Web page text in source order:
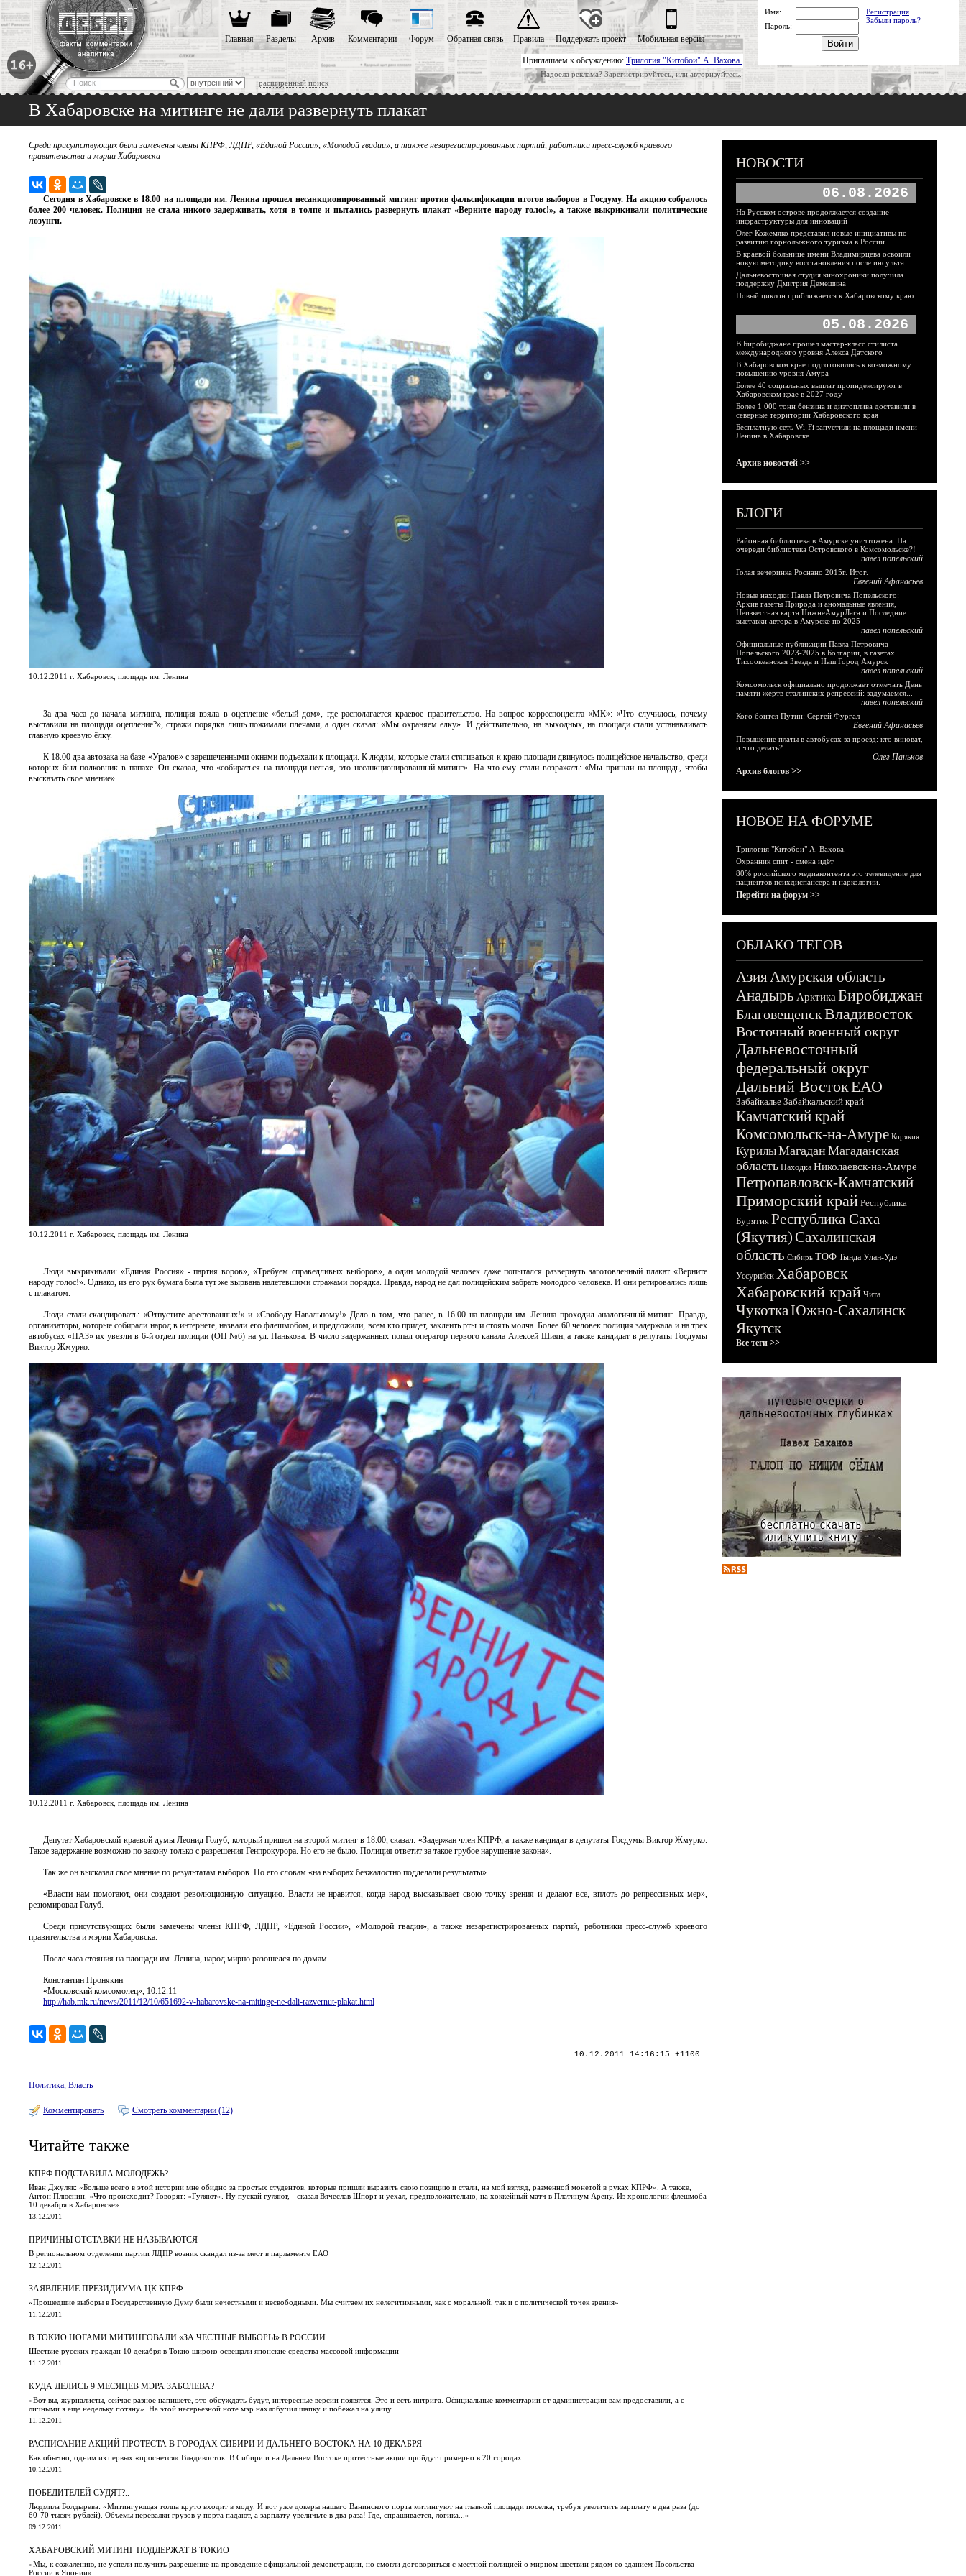
Приглашаем к обсуждению: Трилогия "Китобои" А. Вахова.
Надоела реклама? Зарегистрируйтесь, или авторизуйтесь.
расширенный поиск
Главная Разделы Архив Комментарии Форум Обратная связь Правила Поддержать проект Мобильная версия
Имя:
Регистрация
Забыли пароль?
Пароль:
В Хабаровске на митинге не дали развернуть плакат
Среди присутствующих были замечены члены КПРФ, ЛДПР, «Единой России», «Молодой гвадии», а также незарегистрированных партий, работники пресс-служб краевого
правительства и мэрии Хабаровска
Сегодня в Хабаровске в 18.00 на площади им. Ленина прошел несанкционированный митинг против фальсификации итогов выборов в Госдуму. На акцию собралось
более 200 человек. Полиция не стала никого задерживать, хотя в толпе и пытались развернуть плакат «Верните народу голос!», а также выкрикивали политические
лозунги.
10.12.2011 г. Хабаровск, площадь им. Ленина
За два часа до начала митинга, полиция взяла в оцепление «белый дом», где располагается краевое правительство. На вопрос корреспондента «МК»: «Что случилось, почему
выставили на площади оцепление?», стражи порядка лишь пожимали плечами, а один сказал: «Мы охраняем ёлку». И действительно, на выходных, на площади стали устанавливать
главную краевую ёлку.
К 18.00 два автозака на базе «Уралов» с зарешеченными окнами подъехали к площади. К людям, которые стали стягиваться к краю площади двинулось полицейское начальство, среди
которых был полковник в папахе. Он сказал, что «собираться на площади нельзя, это несанкционированный митинг». На что ему стали возражать: «Мы пришли на площадь, чтобы
высказать свое мнение».
10.12.2011 г. Хабаровск, площадь им. Ленина
Люди выкрикивали: «Единая Россия» - партия воров», «Требуем справедливых выборов», а один молодой человек даже попытался развернуть заготовленный плакат «Верните
народу голос!». Однако, из его рук бумага была тут же вырвана налетевшими стражами порядка. Правда, народ не дал полицейским забрать молодого человека. И они ретировались лишь
с плакатом.
Люди стали скандировать: «Отпустите арестованных!» и «Свободу Навальному!» Дело в том, что ранее, в 16.00 на площади им. Ленина проходил аналогичный митинг. Правда,
организаторы, которые собирали народ в интернете, назвали его флешмобом, и предложили, всем кто придет, заклеить рты и стоять молча. Более 60 человек полиция задержала и на трех
автобусах «ПАЗ» их увезли в 6-й отдел полиции (ОП №6) на ул. Панькова. В число задержанных попал оператор первого канала Алексей Шиян, а также кандидат в депутаты Госдумы
Виктор Жмурко.
10.12.2011 г. Хабаровск, площадь им. Ленина
Депутат Хабаровской краевой думы Леонид Голуб, который пришел на второй митинг в 18.00, сказал: «Задержан член КПРФ, а также кандидат в депутаты Госдумы Виктор Жмурко.
Такое задержание возможно по закону только с разрешения Генпрокурора. Но его не было. Полиция ответит за такое грубое нарушение закона».
Так же он высказал свое мнение по результатам выборов. По его словам «на выборах безжалостно подделали результаты».
«Власти нам помогают, они создают революционную ситуацию. Власти не нравится, когда народ высказывает свою точку зрения и делают все, вплоть до репрессивных мер»,
резюмировал Голуб.
Среди присутствующих были замечены члены КПРФ, ЛДПР, «Единой России», «Молодой гвадии», а также незарегистрированных партий, работники пресс-служб краевого
правительства и мэрии Хабаровска.
После часа стояния на площади им. Ленина, народ мирно разошелся по домам.
Константин Пронякин
«Московский комсомолец», 10.12.11
http://hab.mk.ru/news/2011/12/10/651692-v-habarovske-na-mitinge-ne-dali-razvernut-plakat.html
.
10.12.2011 14:16:15 +1100
Политика, Власть
Комментировать Смотреть комментарии (12)
Читайте также
КПРФ ПОДСТАВИЛА МОЛОДЕЖЬ?
Иван Джуляк: «Больше всего в этой истории мне обидно за простых студентов, которые пришли выразить свою позицию и стали, на мой взгляд, разменной монетой в руках КПРФ». А также,
Антон Плюснин. «Что происходит? Говорят: «Гуляют». Ну пускай гуляют, - сказал Вячеслав Шпорт и уехал, предположительно, на хоккейный матч в Платинум Арену. Из хронологии флешмоба
10 декабря в Хабаровске».
13.12.2011
ПРИЧИНЫ ОТСТАВКИ НЕ НАЗЫВАЮТСЯ
В региональном отделении партии ЛДПР возник скандал из-за мест в парламенте ЕАО
12.12.2011
ЗАЯВЛЕНИЕ ПРЕЗИДИУМА ЦК КПРФ
«Прошедшие выборы в Государственную Думу были нечестными и несвободными. Мы считаем их нелегитимными, как с моральной, так и с политической точек зрения»
11.12.2011
В ТОКИО НОГАМИ МИТИНГОВАЛИ «ЗА ЧЕСТНЫЕ ВЫБОРЫ» В РОССИИ
Шествие русских граждан 10 декабря в Токио широко освещали японские средства массовой информации
11.12.2011
КУДА ДЕЛИСЬ 9 МЕСЯЦЕВ МЭРА ЗАБОЛЕВА?
«Вот вы, журналисты, сейчас разное напишете, это обсуждать будут, интересные версии появятся. Это и есть интрига. Официальные комментарии от администрации вам предоставили, а с
личными я еще недельку потяну». На этой несерьезной ноте мэр нахлобучил шапку и побежал на улицу
11.12.2011
РАСПИСАНИЕ АКЦИЙ ПРОТЕСТА В ГОРОДАХ СИБИРИ И ДАЛЬНЕГО ВОСТОКА НА 10 ДЕКАБРЯ
Как обычно, одним из первых «проснется» Владивосток. В Сибири и на Дальнем Востоке протестные акции пройдут примерно в 20 городах
10.12.2011
ПОБЕДИТЕЛЕЙ СУДЯТ?..
Людмила Болдырева: «Митингующая толпа круто входит в моду. И вот уже докеры нашего Ванинского порта митингуют на главной площади поселка, требуя увеличить зарплату в два раза (до
60-70 тысяч рублей). Объемы перевалки грузов у порта падают, а зарплату увеличьте в два раза! Где, спрашивается, логика...»
09.12.2011
ХАБАРОВСКИЙ МИТИНГ ПОДДЕРЖАТ В ТОКИО
«Мы, к сожалению, не успели получить разрешение на проведение официальной демонстрации, но смогли договориться с местной полицией о мирном шествии рядом со зданием Посольства
России в Японии»
НОВОСТИ
06.08.2026
На Русском острове продолжается создание
инфраструктуры для инноваций
Олег Кожемяко представил новые инициативы по
развитию горнолыжного туризма в России
В краевой больнице имени Владимирцева освоили
новую методику восстановления после инсульта
Дальневосточная студия кинохроники получила
поддержку Дмитрия Демешина
Новый циклон приближается к Хабаровскому краю
05.08.2026
В Биробиджане прошел мастер-класс стилиста
международного уровня Алекса Датского
В Хабаровском крае подготовились к возможному
повышению уровня Амура
Более 40 социальных выплат проиндексируют в
Хабаровском крае в 2027 году
Более 1 000 тонн бензина и дизтоплива доставили в
северные территории Хабаровского края
Бесплатную сеть Wi-Fi запустили на площади имени
Ленина в Хабаровске
Архив новостей >>
БЛОГИ
Районная библиотека в Амурске уничтожена. На
очереди библиотека Островского в Комсомольске?!
павел попельский
Голая вечеринка Роснано 2015г. Итог.
Евгений Афанасьев
Новые находки Павла Петровича Попельского:
Архив газеты Природа и аномальные явления,
Неизвестная карта НижнеАмурЛага и Последние
выставки автора в Амурске по 2025
павел попельский
Официальные публикации Павла Петровича
Попельского 2023-2025 в Болгарии, в газетах
Тихоокеанская Звезда и Наш Город Амурск
павел попельский
Комсомольск официально продолжает отмечать День
памяти жертв сталинских репрессий: задумаемся...
павел попельский
Кого боится Путин: Сергей Фургал
Евгений Афанасьев
Повышение платы в автобусах за проезд: кто виноват,
и что делать?
Олег Паньков
Архив блогов >>
НОВОЕ НА ФОРУМЕ
Трилогия "Китобои" А. Вахова.
Охранник спит - смена идёт
80% российского медиаконтента это телевидение для
пациентов психдиспансера и наркологии.
Перейти на форум >>
ОБЛАКО ТЕГОВ
АзияАмурская область
Анадырь Арктика Биробиджан
БлаговещенскВладивосток
Восточный военный округ
Дальневосточный
федеральный округ
Дальний ВостокЕАО
Забайкалье Забайкальский край
Камчатский край
Комсомольск-на-Амуре Корякия
КурилыМагадан Магаданская
область Находка Николаевск-на-Амуре
Петропавловск-Камчатский
Приморский край Республика
Бурятия Республика Саха
(Якутия)Сахалинская
область Сибирь ТОФ Тында Улан-Удэ
Уссурийск Хабаровск
Хабаровский край Чита
ЧукоткаЮжно-Сахалинск
Якутск
Все теги >>